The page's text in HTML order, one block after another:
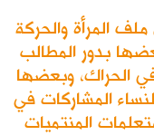
المرأة والحركة
بدور المطالب
الحراك، وبعضها
المشاركات في
المنتميات